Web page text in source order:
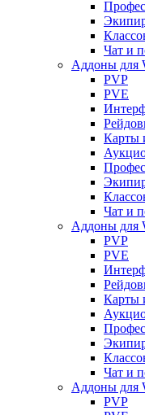
Чат и
Аддоны для
PVP
PVE
Карты
Чат и
Аддоны для
PVP
PVE
Карты
Чат и
Аддоны для
PVP